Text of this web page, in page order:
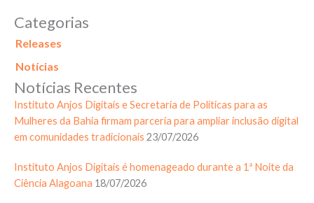
Categorias
Releases
Notícias
Notícias Recentes
Instituto Anjos Digitais e Secretaria de Políticas para as
Mulheres da Bahia firmam parceria para ampliar inclusão digital
em comunidades tradicionais 23/07/2026
Instituto Anjos Digitais é homenageado durante a 1ª Noite da
Ciência Alagoana 18/07/2026